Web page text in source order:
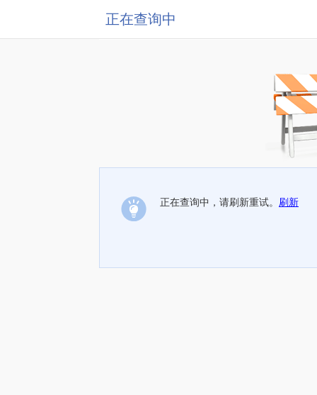
正在查询中
正在查询中，请刷新重试。 刷新